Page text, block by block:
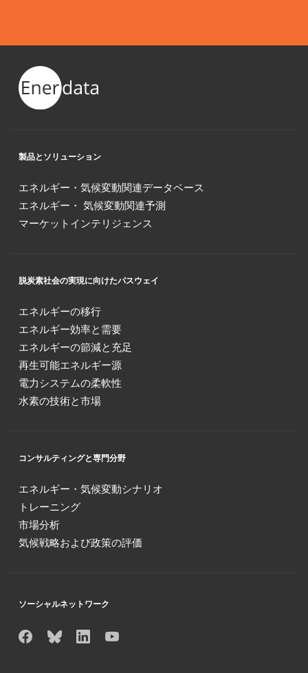
製品とソリューション
エネルギー・気候変動関連データベース
エネルギー・ 気候変動関連予測
マーケットインテリジェンス
脱炭素社会の実現に向けたパスウェイ
エネルギーの移行
エネルギー効率と需要
エネルギーの節減と充足
再生可能エネルギー源
電力システムの柔軟性
水素の技術と市場
コンサルティングと専門分野
エネルギー・気候変動シナリオ
トレーニング
市場分析
気候戦略および政策の評価
ソーシャルネットワーク